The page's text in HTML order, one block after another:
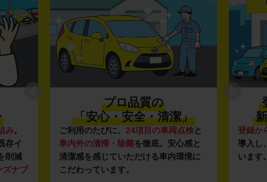
み。
存イ
削減
ズナブ
プロ品質の
「安心・安全・清潔」
ご利用のたびに、 24項目の車両点検と
車内外の清掃・除菌を徹底。安心感と
清潔感を感じていただける車内環境に
こだわっています。
登録か
導入し
います